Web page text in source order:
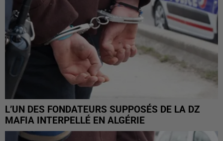
L’UN DES FONDATEURS SUPPOSÉS DE LA DZ
MAFIA INTERPELLÉ EN ALGÉRIE